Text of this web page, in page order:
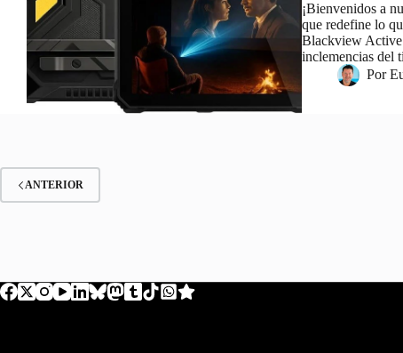
¡Bienvenidos a
que redefine lo
Blackview Active
inclemencias del
Por
ANTERIOR